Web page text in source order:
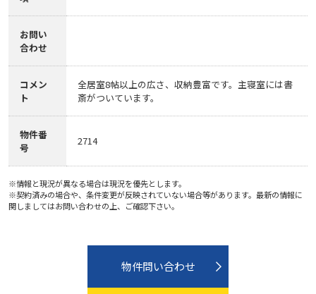
お問い
合わせ
コメン
ト
全居室8帖以上の広さ、収納豊富です。主寝室には書
斎がついています。
物件番
号
2714
※情報と現況が異なる場合は現況を優先とします。
※契約済みの場合や、条件変更が反映されていない場合等があります。最新の情報に
関しましてはお問い合わせの上、ご確認下さい。
物件問い合わせ